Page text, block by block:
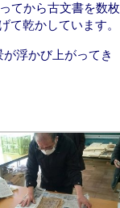
てから古文書を数枚
て乾かしています。
浮かび上がってき